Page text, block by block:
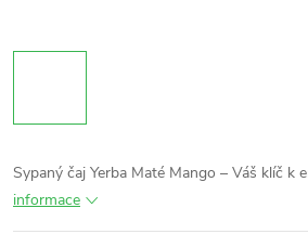
Sypaný čaj Yerba Maté Mango – Váš klíč k
informace